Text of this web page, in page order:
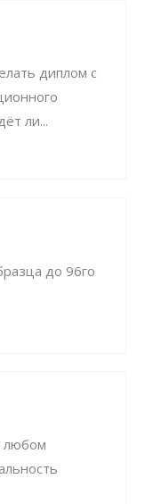
диплом с
ли...
до 96го
любом